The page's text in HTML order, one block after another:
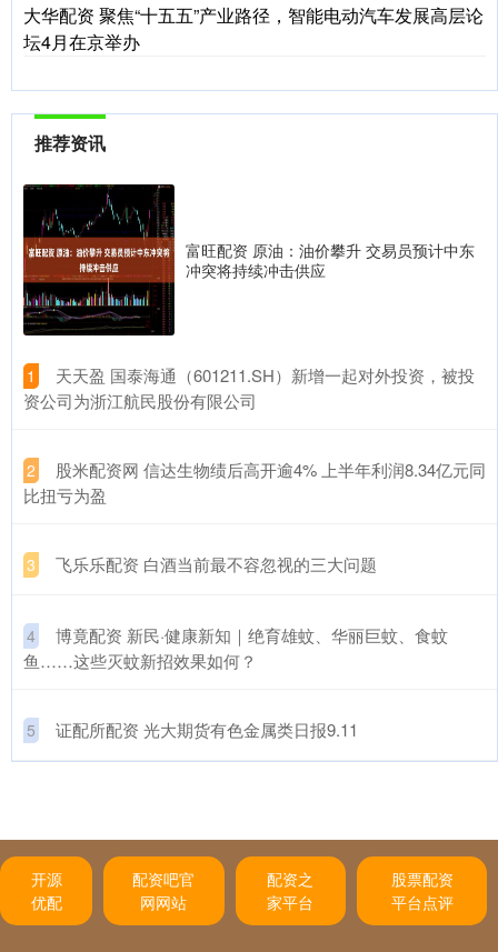
大华配资 聚焦“十五五”产业路径，智能电动汽车发展高层论
坛4月在京举办
推荐资讯
富旺配资 原油：油价攀升 交易员预计中东
冲突将持续冲击供应
1
​天天盈 国泰海通（601211.SH）新增一起对外投资，被投
资公司为浙江航民股份有限公司
2
​股米配资网 信达生物绩后高开逾4% 上半年利润8.34亿元同
比扭亏为盈
3 ​飞乐乐配资 白酒当前最不容忽视的三大问题
4
​博竟配资 新民·健康新知｜绝育雄蚊、华丽巨蚊、食蚊
鱼……这些灭蚊新招效果如何？
5 ​证配所配资 光大期货有色金属类日报9.11
开源
优配
配资吧官
网网站
配资之
家平台
股票配资
平台点评